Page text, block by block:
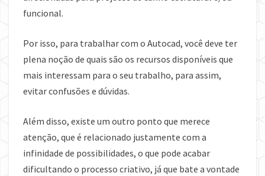
funcional.
Por isso, para trabalhar com o Autocad, você deve ter
plena noção de quais são os recursos disponíveis que
mais interessam para o seu trabalho, para assim,
evitar confusões e dúvidas.
Além disso, existe um outro ponto que merece
atenção, que é relacionado justamente com a
infinidade de possibilidades, o que pode acabar
dificultando o processo criativo, já que bate a vontade